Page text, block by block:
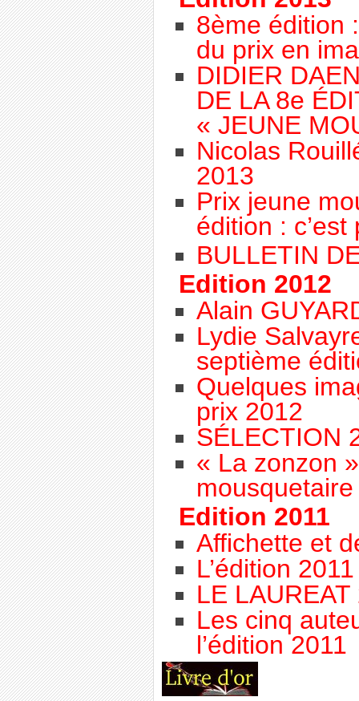
8ème édition
du prix en
DIDIER
DE LA 8e
« JEUNE
Nicolas
2013
Prix jeune
édition :
BULLETIN
Edition 2012
Alain
Lydie
septième
Quelques
prix 2012
SÉLECTION
« La zonzon
Edition 2011
Affichette et
L’édition
LE LAUREAT
Les cinq
l’édition 2011